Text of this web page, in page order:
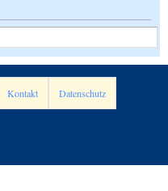
Kontakt Datenschutz